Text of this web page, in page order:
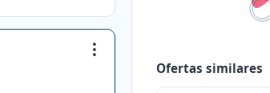
Ofertas similares